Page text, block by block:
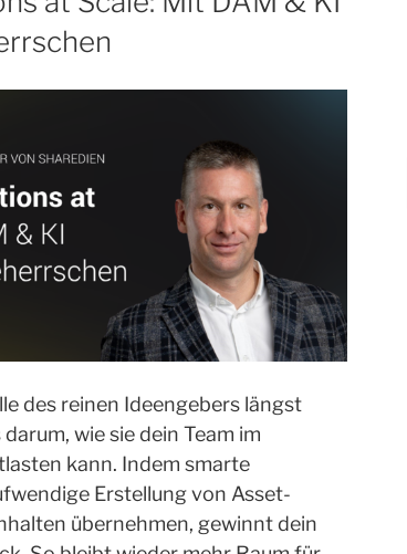
des reinen Ideengebers längst
wie sie dein Team im
kann. Indem smarte
Erstellung von Asset-
übernehmen, gewinnt dein